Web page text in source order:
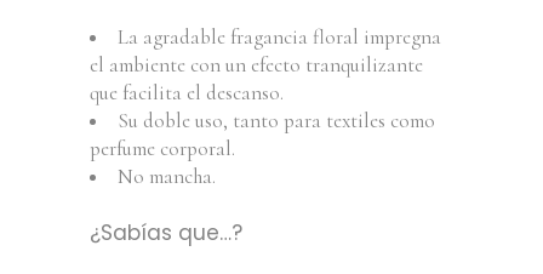
La agradable fragancia floral impregna
el ambiente con un efecto tranquilizante
que facilita el descanso.
Su doble uso, tanto para textiles como
perfume corporal.
No mancha.
¿Sabías que…?